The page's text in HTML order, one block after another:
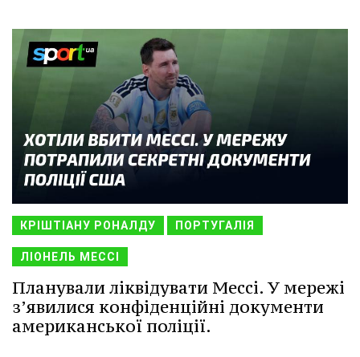
КРІШТІАНУ РОНАЛДУ ПОРТУГАЛІЯ
ЛІОНЕЛЬ МЕССІ
Планували ліквідувати Мессі. У мережі
з’явилися конфіденційні документи
американської поліції.